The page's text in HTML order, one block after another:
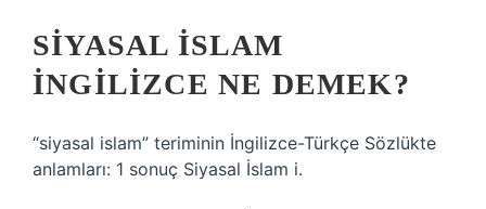
SIYASAL İSLAM
INGILIZCE NE DEMEK?
“siyasal islam” teriminin İngilizce-Türkçe Sözlükte
anlamları: 1 sonuç Siyasal İslam i.